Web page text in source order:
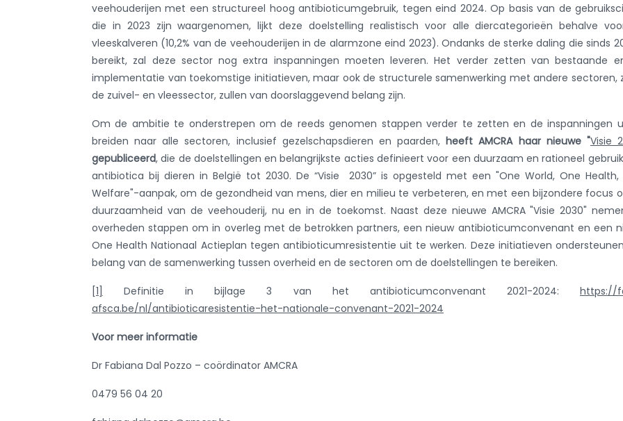
veehouderijen met een structureel hoog antibioticumgebruik, tegen eind 2024. Op basis van de
die in 2023 zijn waargenomen, lijkt deze doelstelling realistisch voor alle diercategorieën behalve
vleeskalveren (10,2% van de veehouderijen in de alarmzone eind 2023). Ondanks de sterke daling die sinds
bereikt, zal deze sector nog extra inspanningen moeten leveren. Het verder zetten van bestaande
implementatie van toekomstige initiatieven, maar ook de structurele samenwerking met andere sectoren,
de zuivel- en vleessector, zullen van doorslaggevend belang zijn.
Om de ambitie te onderstrepen om de reeds genomen stappen verder te zetten en de inspanningen
breiden naar alle sectoren, inclusief gezelschapsdieren en paarden,heeft AMCRA haar nieuwe "Visie
gepubliceerd, die de doelstellingen en belangrijkste acties definieert voor een duurzaam en rationeel
antibiotica bij dieren in België tot 2030. De “Visie 2030” is opgesteld met een "One World, One Health,
Welfare"-aanpak, om de gezondheid van mens, dier en milieu te verbeteren, en met een bijzondere focus
duurzaamheid van de veehouderij, nu en in de toekomst. Naast deze nieuwe AMCRA "Visie 2030"
overheden stappen om in overleg met de betrokken partners, een nieuw antibioticumconvenant en een
One Health Nationaal Actieplan tegen antibioticumresistentie uit te werken. Deze initiatieven
belang van de samenwerking tussen overheid en de sectoren om de doelstellingen te bereiken.
[1] Definitie in bijlage 3 van het antibioticumconvenant 2021-2024: https://
afsca.be/nl/antibioticaresistentie-het-nationale-convenant-2021-2024
Voor meer informatie
Dr Fabiana Dal Pozzo – coördinator AMCRA
0479 56 04 20